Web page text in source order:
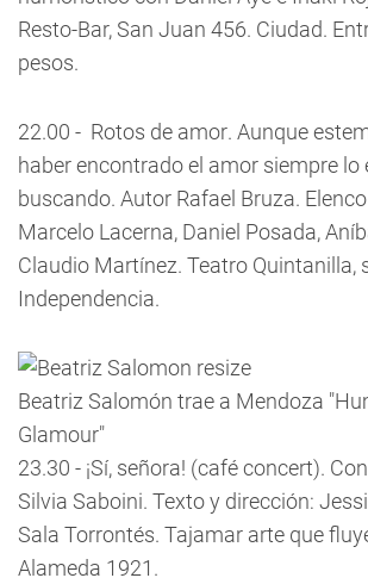
Resto-Bar, San Juan 456. Ciudad.
pesos.
22.00 - Rotos de amor. Aunque
haber encontrado el amor siempre lo
buscando. Autor Rafael Bruza.
Marcelo Lacerna, Daniel Posada,
Claudio Martínez. Teatro Quintanilla,
Independencia.
Beatriz Salomón trae a Mendoza
Glamour"
23.30 - ¡Sí, señora! (café concert).
Silvia Saboini. Texto y dirección:
Sala Torrontés. Tajamar arte que
Alameda 1921.